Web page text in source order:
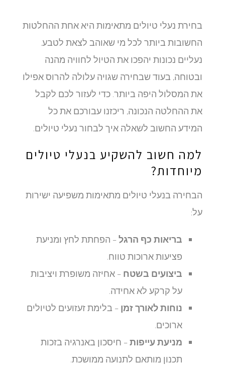
בחירת נעלי טיולים מתאימות היא אחת ההחלטות
החשובות ביותר לכל מי שאוהב לצאת לטבע.
נעליים נכונות יהפכו את הטיול לחוויה מהנה
ובטוחה, בעוד שבחירה שגויה עלולה להרוס אפילו
את המסלול היפה ביותר. כדי לעזור לכם לקבל
את ההחלטה הנכונה, ריכזנו עבורכם את כל
המידע החשוב לשאלה איך לבחור נעלי טיולים.
למה חשוב להשקיע בנעלי טיולים
מיוחדות?
הבחירה בנעלי טיולים מתאימות משפיעה ישירות
על:
בריאות כף הרגל– הפחתת לחץ ומניעת
פציעות ארוכות טווח.
ביצועים בשטח– אחיזה משופרת ויציבות
על קרקע לא אחידה.
נוחות לאורך זמן– בלימת זעזועים לטיולים
ארוכים.
מניעת עייפות– חיסכון באנרגיה בזכות
תכנון מותאם לתנועה ממושכת.